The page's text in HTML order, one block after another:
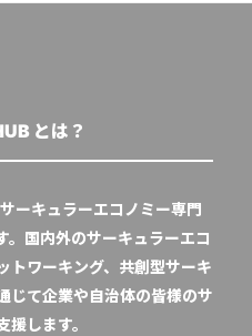
とは？
ーキュラーエコノミー専門
。国内外のサーキュラーエコ
トワーキング、共創型サーキ
じて企業や自治体の皆様のサ
します。